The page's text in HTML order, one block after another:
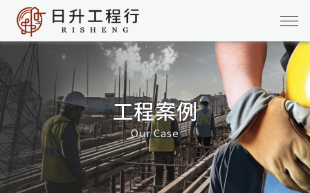
工程案例
Our Case